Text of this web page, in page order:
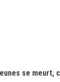
se meurt,